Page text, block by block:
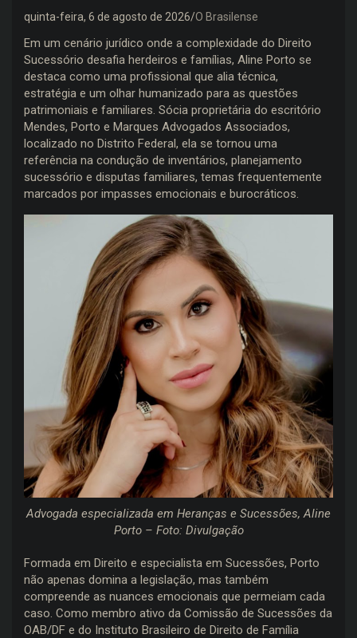
quinta-feira, 6 de agosto de 2026 O Brasilense
Em um cenário jurídico onde a complexidade do Direito
Sucessório desafia herdeiros e famílias, Aline Porto se
destaca como uma profissional que alia técnica,
estratégia e um olhar humanizado para as questões
patrimoniais e familiares. Sócia proprietária do escritório
Mendes, Porto e Marques Advogados Associados,
localizado no Distrito Federal, ela se tornou uma
referência na condução de inventários, planejamento
sucessório e disputas familiares, temas frequentemente
marcados por impasses emocionais e burocráticos.
Advogada especializada em Heranças e Sucessões, Aline
Porto – Foto: Divulgação
Formada em Direito e especialista em Sucessões, Porto
não apenas domina a legislação, mas também
compreende as nuances emocionais que permeiam cada
caso. Como membro ativo da Comissão de Sucessões da
OAB/DF e do Instituto Brasileiro de Direito de Família